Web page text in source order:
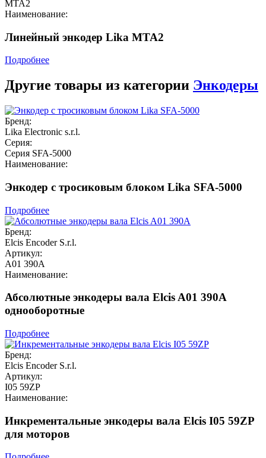
MTA2
Наименование:
Линейный энкодер Lika MTA2
Подробнее
Другие товары из категории Энкодеры
Бренд:
Lika Electronic s.r.l.
Серия:
Серия SFA-5000
Наименование:
Энкодер с тросиковым блоком Lika SFA-5000
Подробнее
Бренд:
Elcis Encoder S.r.l.
Артикул:
A01 390A
Наименование:
Абсолютные энкодеры вала Elcis A01 390A
однооборотные
Подробнее
Бренд:
Elcis Encoder S.r.l.
Артикул:
I05 59ZP
Наименование:
Инкрементальные энкодеры вала Elcis I05 59ZP
для моторов